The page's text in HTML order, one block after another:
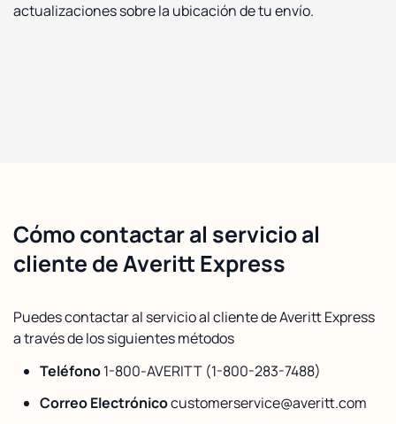
actualizaciones sobre la ubicación de tu envío.
Cómo contactar al servicio al
cliente de Averitt Express
Puedes contactar al servicio al cliente de Averitt Express
a través de los siguientes métodos
Teléfono1-800-AVERITT (1-800-283-7488)
Correo Electrónicocustomerservice@averitt.com